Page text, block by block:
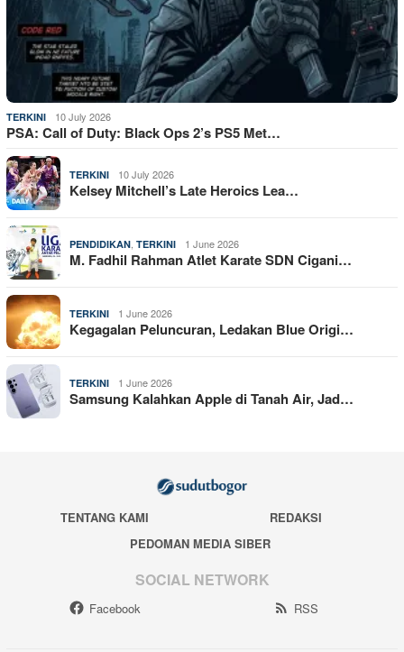
TERKINI 10 July 2026
PSA: Call of Duty: Black Ops 2’s PS5 Met…
TERKINI 10 July 2026
Kelsey Mitchell’s Late Heroics Lea…
PENDIDIKAN TERKINI 1 June 2026
M. Fadhil Rahman Atlet Karate SDN Cigani…
TERKINI 1 June 2026
Kegagalan Peluncuran, Ledakan Blue Origi…
TERKINI 1 June 2026
Samsung Kalahkan Apple di Tanah Air, Jad…
TENTANG KAMI
REDAKSI
PEDOMAN MEDIA SIBER
SOCIAL NETWORK
Facebook RSS